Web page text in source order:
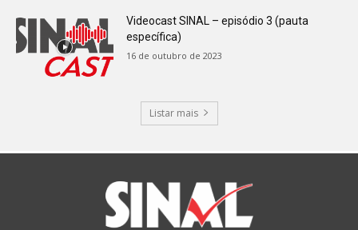
Videocast SINAL – episódio 3 (pauta
específica)
16 de outubro de 2023
Listar mais